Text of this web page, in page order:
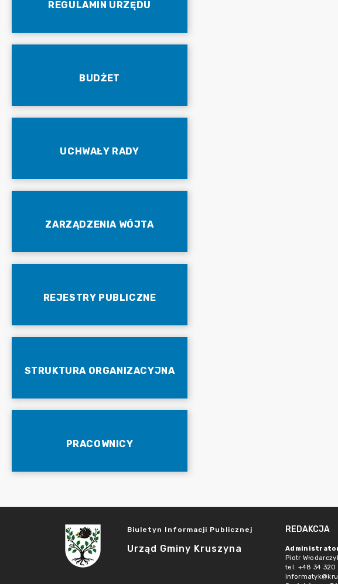
REGULAMIN URZĘDU
BUDŻET
UCHWAŁY RADY
ZARZĄDZENIA WÓJTA
REJESTRY PUBLICZNE
STRUKTURA ORGANIZACYJNA
PRACOWNICY
Biuletyn Informacji Publicznej
Urząd Gminy Kruszyna
REDAKCJA
Administrator
Piotr
tel. +48 34 320